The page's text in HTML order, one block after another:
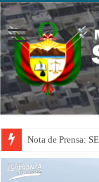
Nota de Prensa: